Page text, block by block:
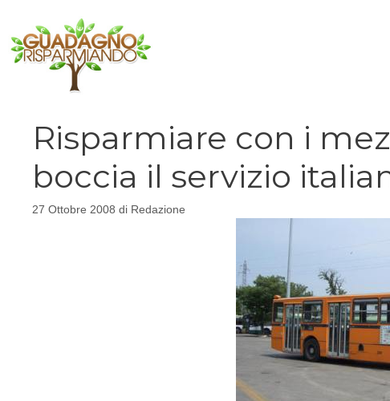
contenuto
Risparmiare con i
boccia il servizio
27 Ottobre 2008 di Redazione